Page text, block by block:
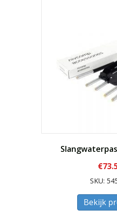
€
SKU:
Bekijk